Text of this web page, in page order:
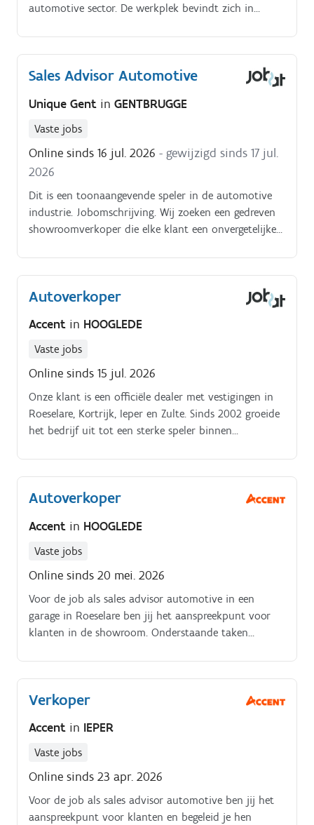
automotive sector. De werkplek bevindt zich in
Sales Advisor Automotive
Unique Gent in GENTBRUGGE
Vaste jobs
Online sinds 16 jul. 2026 - gewijzigd sinds 17 jul.
2026
Dit is een toonaangevende speler in de automotive
industrie. Jobomschrijving. Wij zoeken een gedreven
showroomverkoper die elke klant een onvergetelijke
Autoverkoper
Accent in HOOGLEDE
Vaste jobs
Online sinds 15 jul. 2026
Onze klant is een officiële dealer met vestigingen in
Roeselare, Kortrijk, Ieper en Zulte. Sinds 2002 groeide
het bedrijf uit tot een sterke speler binnen
Autoverkoper
Accent in HOOGLEDE
Vaste jobs
Online sinds 20 mei. 2026
Voor de job als sales advisor automotive in een
garage in Roeselare ben jij het aanspreekpunt voor
klanten in de showroom. Onderstaande taken
ontvangt klanten professioneel in de showroom.
Verkoper
Accent in IEPER
Vaste jobs
Online sinds 23 apr. 2026
Voor de job als sales advisor automotive ben jij het
aanspreekpunt voor klanten en begeleid je hen